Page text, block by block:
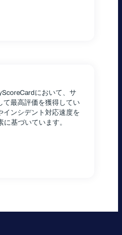
において、サ
て最高評価を獲得してい
インシデント対応速度を
基づいています。